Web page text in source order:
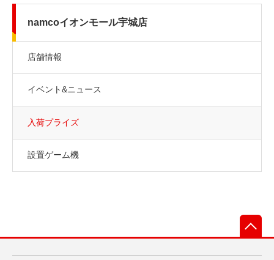
namcoイオンモール宇城店
店舗情報
イベント&ニュース
入荷プライズ
設置ゲーム機